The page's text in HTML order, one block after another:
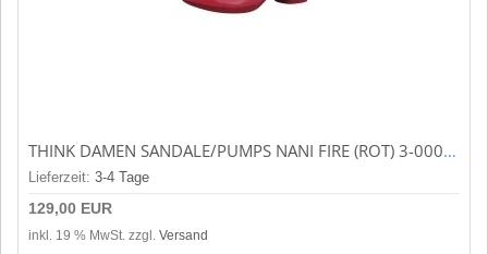
THINK DAMEN SANDALE/PUMPS NANI FIRE (ROT) 3-000774-5000
Lieferzeit: 3-4 Tage
129,00 EUR
inkl. 19 % MwSt. zzgl. Versand